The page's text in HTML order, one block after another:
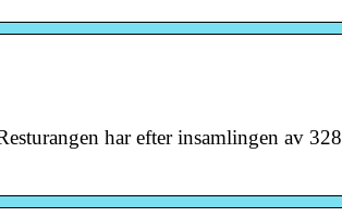
har efter insamlingen av 328